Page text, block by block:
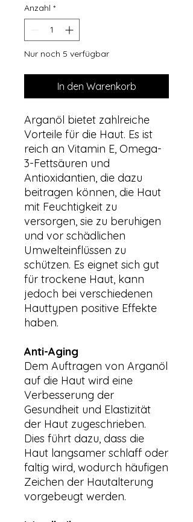
Anzahl *
Nur noch 5 verfügbar
In den Warenkorb
Arganöl bietet zahlreiche
Vorteile für die Haut. Es ist
reich an Vitamin E, Omega-
3-Fettsäuren und
Antioxidantien, die dazu
beitragen können, die Haut
mit Feuchtigkeit zu
versorgen, sie zu beruhigen
und vor schädlichen
Umwelteinflüssen zu
schützen. Es eignet sich gut
für trockene Haut, kann
jedoch bei verschiedenen
Hauttypen positive Effekte
haben.
Anti-Aging
Dem Auftragen von Arganöl
auf die Haut wird eine
Verbesserung der
Gesundheit und Elastizität
der Haut zugeschrieben.
Dies führt dazu, dass die
Haut langsamer schlaff oder
faltig wird, wodurch häufigen
Zeichen der Hautalterung
vorgebeugt werden.